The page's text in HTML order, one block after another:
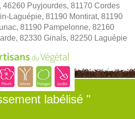
46260 Puyjourdes, 81170 Cordes
Laguépie, 81190 Montirat, 81190
81190 Pampelonne, 82160
82330 Ginals, 82250 Laguépie
labélisé "